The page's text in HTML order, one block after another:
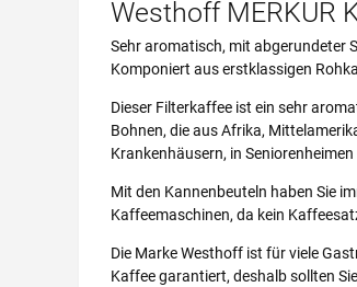
Westhoff MERKUR
Sehr aromatisch, mit abgerundeter
Komponiert aus erstklassigen
Dieser Filterkaffee ist ein sehr
Bohnen, die aus Afrika,
Krankenhäusern, in
Mit den Kannenbeuteln haben Sie
Kaffeemaschinen, da kein
Die Marke Westhoff ist für viele
Kaffee garantiert, deshalb sollten